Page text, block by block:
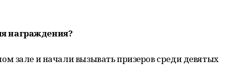
награждения?
зале и начали вызывать призеров среди девятых